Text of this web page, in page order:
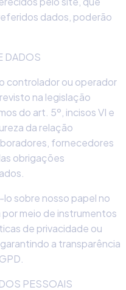
dados, poderão
DADOS
controlador ou operador
na legislação
do art. 5º, incisos VI e
da relação
fornecedores
obrigações
sobre nosso papel no
meio de instrumentos
de privacidade ou
a transparência
PESSOAIS